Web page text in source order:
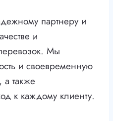
партнеру и
и
Мы
и своевременную
а также
к каждому клиенту.